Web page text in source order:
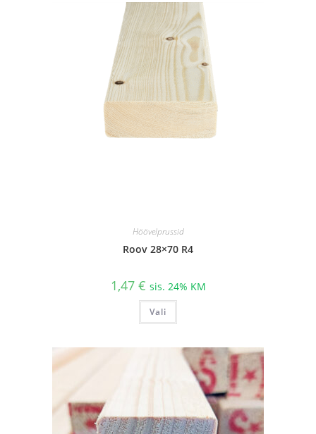
Höövelprussid
Roov 28×70 R4
1,47 € sis. 24% KM
Vali
Sellel
on
Valikuid
saab
teha
tootelehel.